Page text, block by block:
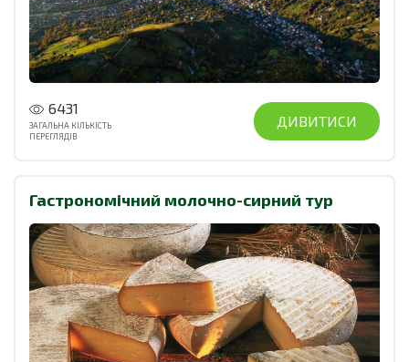
6431
ЗАГАЛЬНА КІЛЬКІСТЬ
ПЕРЕГЛЯДІВ
ДИВИТИСИ
Гастрономічний молочно-сирний тур